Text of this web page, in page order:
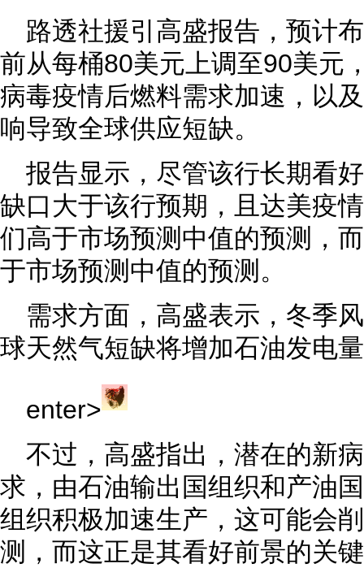
路透社援引高盛报告，预计
前从每桶80美元上调至90美元
病毒疫情后燃料需求加速，以
响导致全球供应短缺。
报告显示，尽管该行长期看
缺口大于该行预期，且达美疫
们高于市场预测中值的预测，
于市场预测中值的预测。
需求方面，高盛表示，冬季
球天然气短缺将增加石油发电
enter>
不过，高盛指出，潜在的新
求，由石油输出国组织和产油
组织积极加速生产，这可能会
测，而这正是其看好前景的关